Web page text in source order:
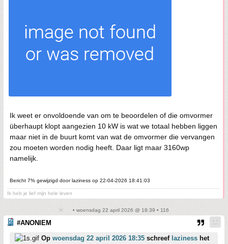
Ik weet er onvoldoende van om te beoordelen of die omvormer
überhaupt klopt aangezien 10 kW is wat we totaal hebben liggen
maar niet in de buurt komt van wat de omvormer die vervangen
zou moeten worden nodig heeft. Daar ligt maar 3160wp
namelijk.
Bericht 7% gewijzigd door laziness op 22-04-2026 18:41:03
Ik heb je lief mijn hele leven
• woensdag 22 april 2026 @ 18:39 • 116
#ANONIEM
Op woensdag 22 april 2026 18:35 schreef laziness het